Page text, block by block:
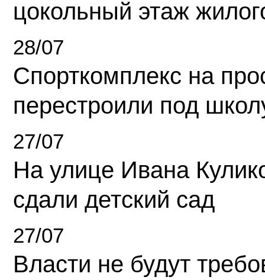
цокольный этаж
28/07
Спорткомплекс на
перестроили под
27/07
На улице Ивана
сдали детский сад
27/07
Власти не будут